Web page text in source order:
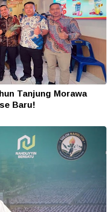
Tanjung Morawa
Baru!